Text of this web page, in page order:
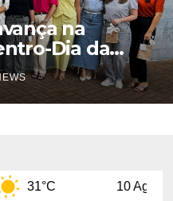
na
Dia da
técnicas
10 Ago 32°C